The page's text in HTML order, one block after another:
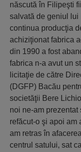
născută în Filipeşti
salvată de geniul lui
continua producţia
achiziţionat fabrica
din 1990 a fost
fabrica n-a avut un
licitaţie de către
(DGFP) Bacău
societăţii Bere
noi ne-am prezentat
refăcut-o şi apoi am
am retras în
centrul satului, sat